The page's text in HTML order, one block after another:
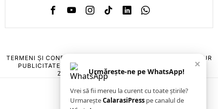
TERMENI ȘI CONDIȚII
POLITICA DE ANULARE & RETUR
PUBLICITATE ONLINE & TIPĂRITĂ
CONTACT
ZIARUL ANUNȚUL CĂLĂRĂȘEAN
×
Urmărește-ne pe WhatsApp!
Vrei să fii mereu la curent cu toate știrile?
UrmareșteCalarasiPress pe canalul de